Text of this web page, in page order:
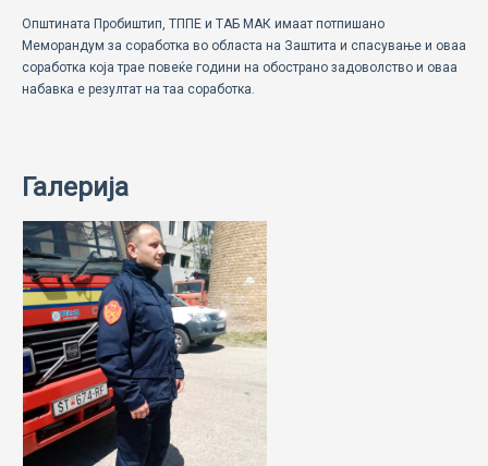
Општината Пробиштип, ТППЕ и ТАБ МАК имаат потпишано
Меморандум за соработка во областа на Заштита и спасување и оваа
соработка која трае повеќе години на обострано задоволство и оваа
набавка е резултат на таа соработка.
Галерија